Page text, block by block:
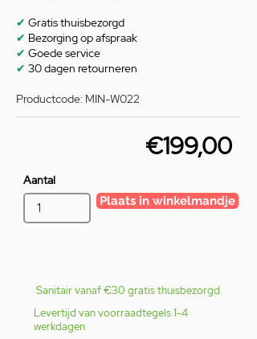
✔ Gratis thuisbezorgd
✔ Bezorging op afspraak
✔ Goede service
✔ 30 dagen retourneren
Productcode: MIN-W022
€199,00
Aantal
Plaats in winkelmandje
Sanitair vanaf €30 gratis thuisbezorgd
Levertijd van voorraadtegels 1-4
werkdagen